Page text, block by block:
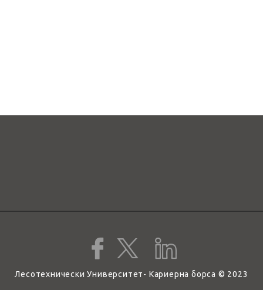
Лесотехнически Университет- Кариерна борса © 2023